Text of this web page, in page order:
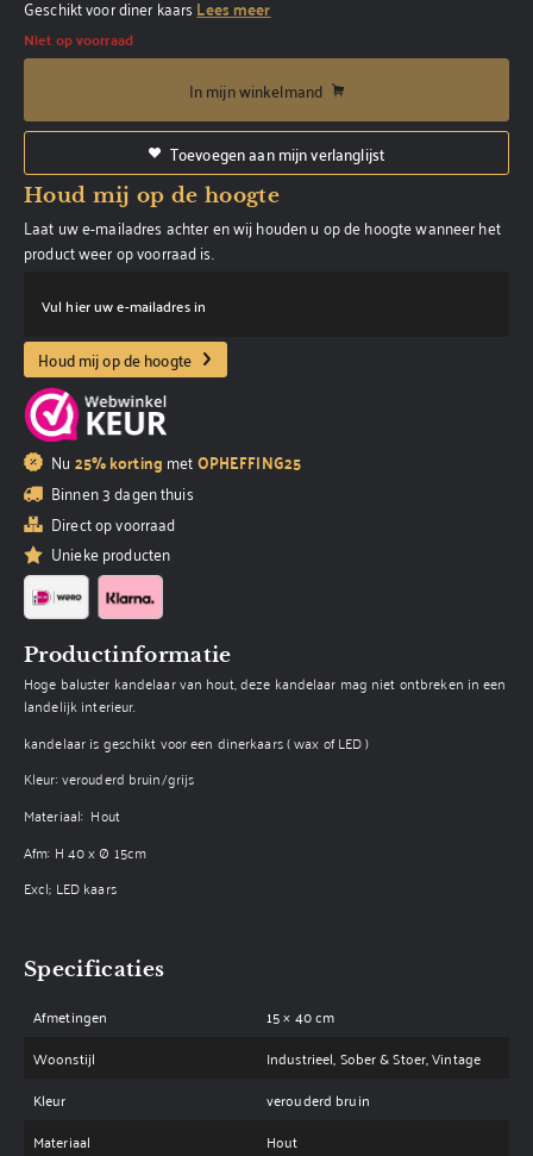
Geschikt voor diner kaars Lees meer
Niet op voorraad
In mijn winkelmand
Toevoegen aan mijn verlanglijst
Houd mij op de hoogte
Laat uw e-mailadres achter en wij houden u op de hoogte wanneer het
product weer op voorraad is.
Vul hier uw e-mailadres in
Houd mij op de hoogte
Nu 25% korting metOPHEFFING25
Binnen 3 dagen thuis
Direct op voorraad
Unieke producten
Productinformatie
Hoge baluster kandelaar van hout, deze kandelaar mag niet ontbreken in een
landelijk interieur.
kandelaar is geschikt voor een dinerkaars ( wax of LED )
Kleur: verouderd bruin/grijs
Materiaal: Hout
Afm: H 40 x Ø 15cm
Excl; LED kaars
Specificaties
Afmetingen
15 × 40 cm
Woonstijl
Industrieel, Sober & Stoer, Vintage
Kleur
verouderd bruin
Materiaal
Hout